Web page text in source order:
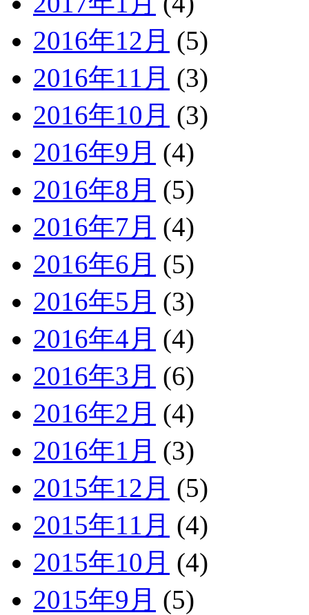
2016年12月 (5)
2016年11月 (3)
2016年10月 (3)
2016年9月 (4)
2016年8月 (5)
2016年7月 (4)
2016年6月 (5)
2016年5月 (3)
2016年4月 (4)
2016年3月 (6)
2016年2月 (4)
2016年1月 (3)
2015年12月 (5)
2015年11月 (4)
2015年10月 (4)
2015年9月 (5)